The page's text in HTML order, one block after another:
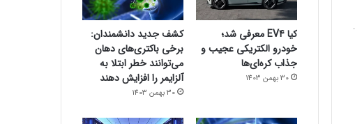
کیا EV4 معرفی شد؛
خودرو الکتریکی عجیب و
جذاب کره‌ای‌ها
30 بهمن 1403
کشف جدید دانشمندان:
برخی باکتری‌های دهان
می‌توانند خطر ابتلا به
آلزایمر را افزایش دهند
30 بهمن 1403